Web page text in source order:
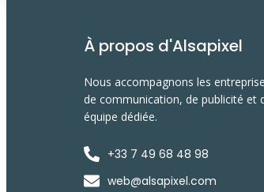
À propos d'Alsapixel
Nous accompagnons les
de communication, de publicité et
équipe dédiée.
+33 7 49 68 48 98
web@alsapixel.com